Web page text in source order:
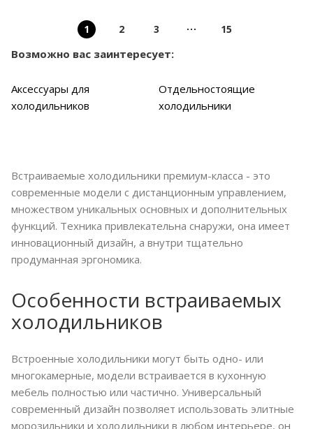
1 2 3 15
Возможно вас заинтересует:
Аксессуары для
холодильников
Отдельностоящие
холодильники
Встраиваемые холодильники премиум-класса - это
современные модели с дистанционным управлением,
множеством уникальных основных и дополнительных
функций. Техника привлекательна снаружи, она имеет
инновационный дизайн, а внутри тщательно
продуманная эргономика.
Особенности встраиваемых
холодильников
Встроенные холодильники могут быть одно- или
многокамерные, модели встраивается в кухонную
мебель полностью или частично. Универсальный
современный дизайн позволяет использовать элитные
морозильники и холодильники в любом интерьере, он